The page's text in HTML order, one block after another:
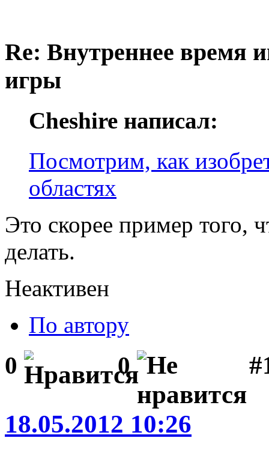
Re: Внутреннее время
игры
Cheshire написал:
Посмотрим, как
областях
Это скорее пример того,
делать.
Неактивен
По автору
0 0
18.05.2012 10:26